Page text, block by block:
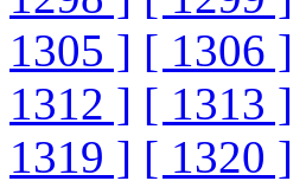
1305 ] [ 1306 ]
1312 ] [ 1313 ]
1319 ] [ 1320 ]